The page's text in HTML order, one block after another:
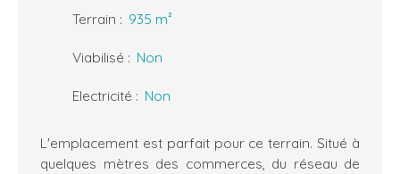
Terrain : 935 m²
Viabilisé : Non
Electricité : Non
L'emplacement est parfait pour ce terrain. Situé à
quelques mètres des commerces, du réseau de